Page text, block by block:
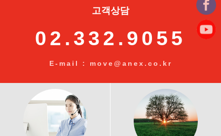
고객상담
02.332.9055
E-mail : move@anex.co.kr